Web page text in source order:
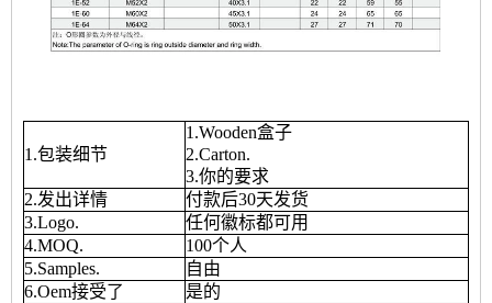
1.包装细节
1.Wooden盒子
2.Carton.
3.你的要求
2.发出详情
付款后30天发货
3.Logo.
任何徽标都可用
4.MOQ.
100个人
5.Samples.
自由
6.Oem接受了
是的